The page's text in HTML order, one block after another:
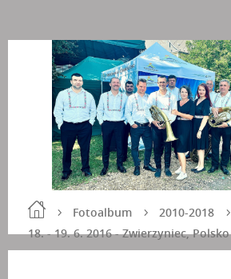
Fotoalbum
2010-2018
18. - 19. 6. 2016 - Zwierzyniec, Polsko